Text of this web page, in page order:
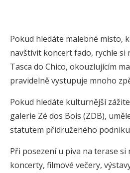
Pokud hledáte malebné místo,
navštívit koncert fado, rychle si
Tasca do Chico, okouzlujícím
pravidelně vystupuje mnoho
Pokud hledáte kulturnější
galerie Zé dos Bois (ZDB),
statutem přidruženého
Při posezení u piva na terase
koncerty, filmové večery,